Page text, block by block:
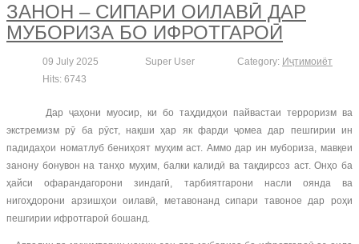
ЗАНОН – СИПАРИ ОИЛАВӢ ДАР
МУБОРИЗА БО ИФРОТГАРОӢ
09 July 2025 Super User Category: Иҷтимоиёт
Hits: 6743
Дар ҷаҳони муосир, ки бо таҳдидҳои пайвастаи терроризм ва
экстремизм рӯ ба рӯст, нақши ҳар як фарди ҷомеа дар пешгирии ин
падидаҳои номатлуб бениҳоят муҳим аст. Аммо дар ин мубориза, мавқеи
занону бонувон на танҳо муҳим, балки калидӣ ва тақдирсоз аст. Онҳо ба
ҳайси офарандагорони зиндагӣ, тарбиятгарони насли оянда ва
нигоҳдорони арзишҳои оилавӣ, метавонанд сипари тавоное дар роҳи
пешгирии ифротгароӣ бошанд.